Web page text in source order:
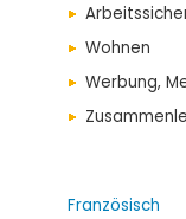
Wohnen
Werbung,
Französisch